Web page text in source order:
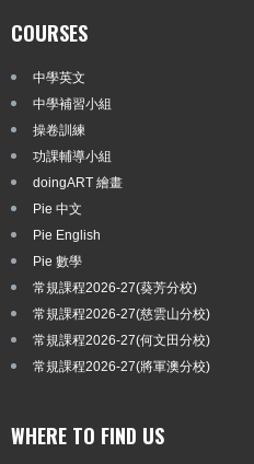
COURSES
中學英文
中學補習小組
操卷訓練
功課輔導小組
doingART 繪畫
Pie 中文
Pie English
Pie 數學
常規課程2026-27(葵芳分校)
常規課程2026-27(慈雲山分校)
常規課程2026-27(何文田分校)
常規課程2026-27(將軍澳分校)
WHERE TO FIND US